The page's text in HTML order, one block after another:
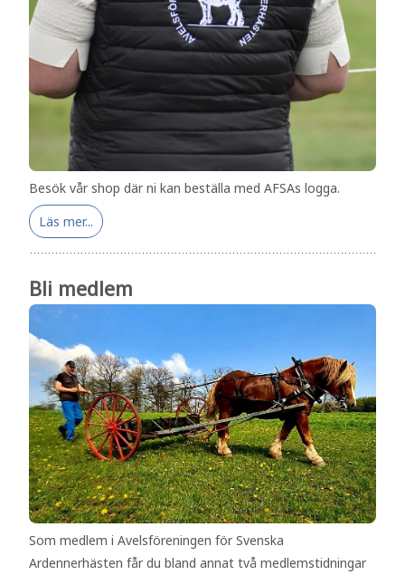
Besök vår shop där ni kan beställa med AFSAs logga.
Läs mer...
Bli medlem
Som medlem i Avelsföreningen för Svenska
Ardennerhästen får du bland annat två medlemstidningar